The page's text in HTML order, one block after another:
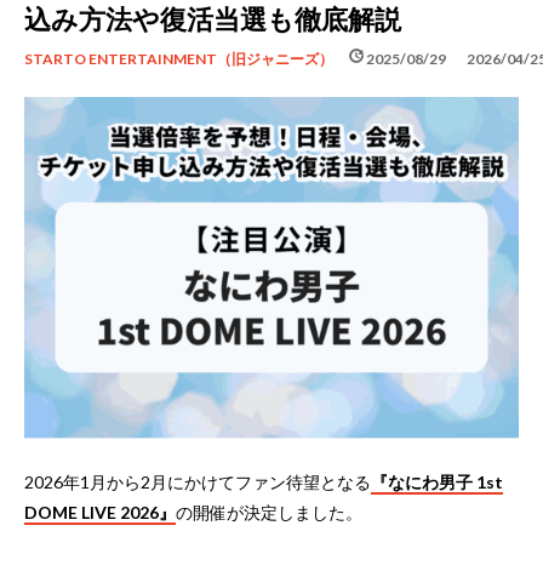
込み方法や復活当選も徹底解説
STARTO ENTERTAINMENT（旧ジャニーズ） schedule 2025/08/29
update 2026/04/
2026年1月から2月にかけてファン待望となる 『なにわ男子 1st
DOME LIVE 2026』 の開催が決定しました。